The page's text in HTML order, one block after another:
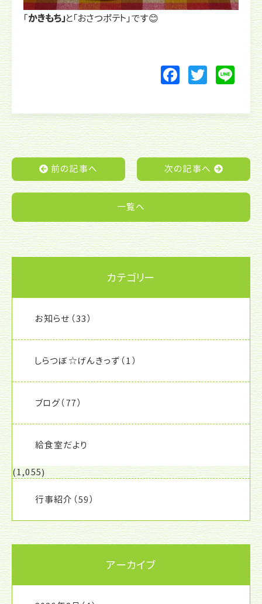
「かきもち」と「おさつポテト」です😊
F
c
e
b
o
o
T
itt
er
Li
e
前の記事へ 次の記事へ
一覧へ
カテゴリー
お知らせ （33）
しらつぼ☆げんきっず （1）
ブログ（77）
給食室だより
(1,055)
行事紹介 （59）
アーカイブ